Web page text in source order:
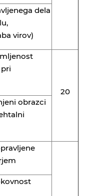
dela
virov)
20
obrazci